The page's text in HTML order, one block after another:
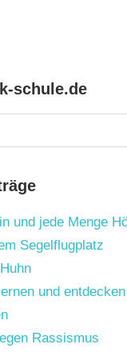
schule.de
und jede Menge
Segelflugplatz
und entdecken
Rassismus